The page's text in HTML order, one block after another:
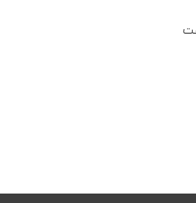
است. حجم معاملات ۲۴ ساعت